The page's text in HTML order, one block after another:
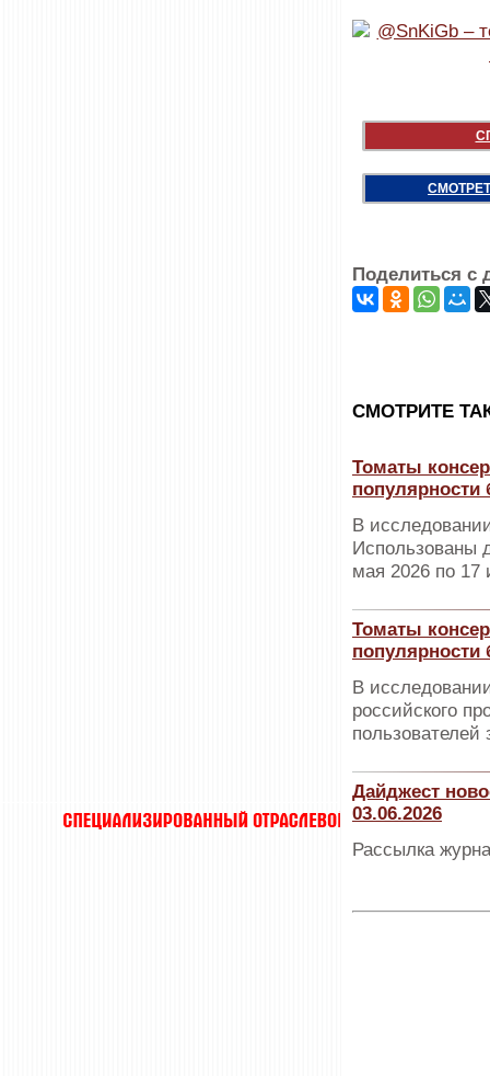
Поделиться с
CМОТРИТЕ
Томаты
популярности
В
Использованы
мая 2026 по 17
Томаты
популярности
В
российского
Дайджест
03.06.2026
Рассылка